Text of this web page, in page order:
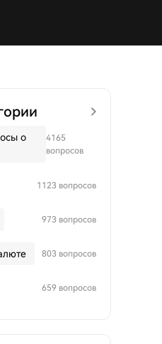
о
4165
вопросов
1123 вопросов
973 вопросов
803 вопросов
659 вопросов